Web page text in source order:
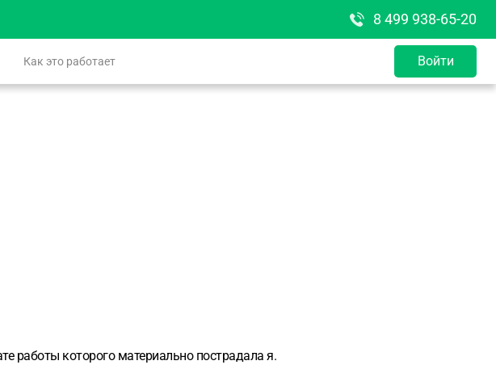
8 499 938-65-20
Как это работает Войти
работы которого материально пострадала я.